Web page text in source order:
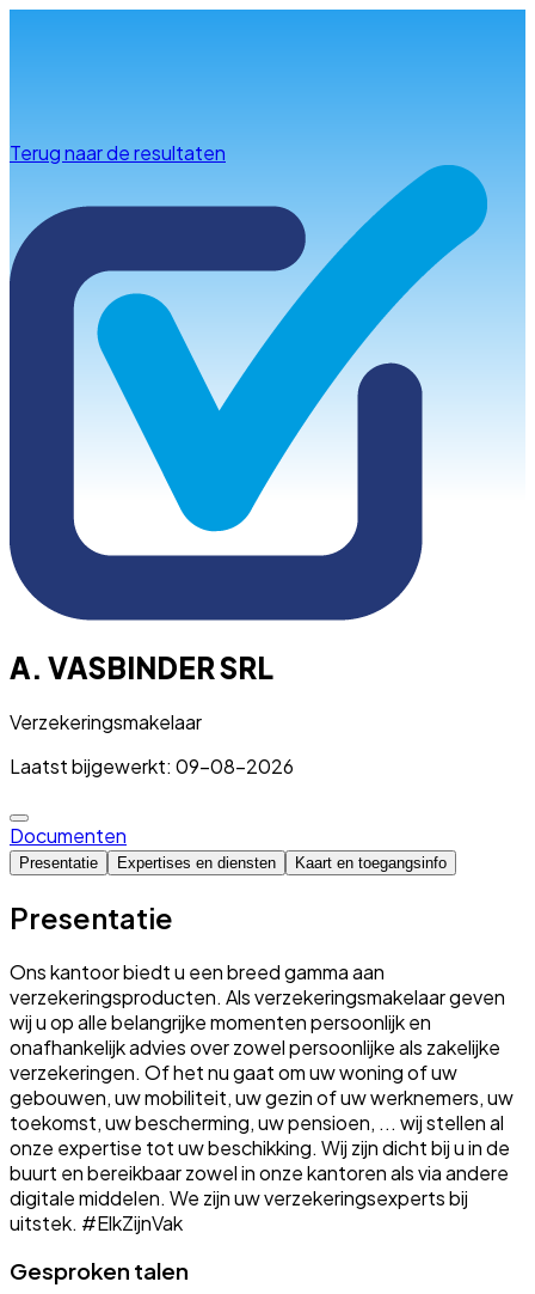
Terug naar de resultaten
A. VASBINDER SRL
Verzekeringsmakelaar
Laatst bijgewerkt: 09-08-2026
Documenten
Presentatie Expertises en diensten Kaart en toegangsinfo
Presentatie
Ons kantoor biedt u een breed gamma aan
verzekeringsproducten. Als verzekeringsmakelaar geven
wij u op alle belangrijke momenten persoonlijk en
onafhankelijk advies over zowel persoonlijke als zakelijke
verzekeringen. Of het nu gaat om uw woning of uw
gebouwen, uw mobiliteit, uw gezin of uw werknemers, uw
toekomst, uw bescherming, uw pensioen, ... wij stellen al
onze expertise tot uw beschikking. Wij zijn dicht bij u in de
buurt en bereikbaar zowel in onze kantoren als via andere
digitale middelen. We zijn uw verzekeringsexperts bij
uitstek. #ElkZijnVak
Gesproken talen